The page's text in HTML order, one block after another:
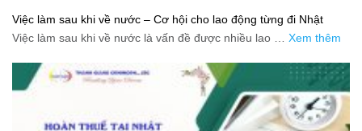
Việc làm sau khi về nước – Cơ hội cho lao động từng đi Nhật
Việc làm sau khi về nước là vấn đề được nhiều lao … Xem thêm